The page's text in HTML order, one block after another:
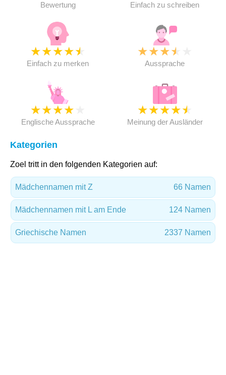
Bewertung Einfach zu schreiben
★★★★★
Einfach zu merken
★★★★
Aussprache
★★★★
Englische Aussprache
★★★★★
Meinung der Ausländer
Kategorien
Zoel tritt in den folgenden Kategorien auf:
Mädchennamen mit Z 66 Namen
Mädchennamen mit L am Ende 124 Namen
Griechische Namen 2337 Namen